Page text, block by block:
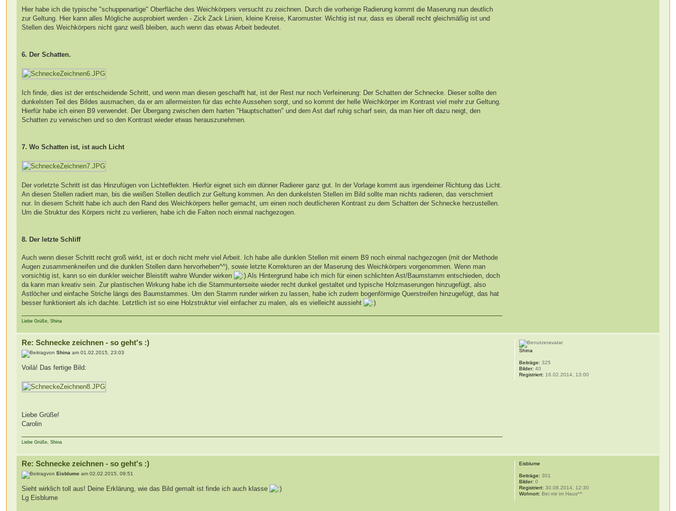
Hier habe ich die typische "schuppenartige" Oberfläche des Weichkörpers versucht zu zeichnen. Durch die vorherige Radierung kommt die Maserung nun deutlich
zur Geltung. Hier kann alles Mögliche ausprobiert werden - Zick Zack Linien, kleine Kreise, Karomuster. Wichtig ist nur, dass es überall recht gleichmäßig ist und
Stellen des Weichkörpers nicht ganz weiß bleiben, auch wenn das etwas Arbeit bedeutet.
6. Der Schatten.
Ich finde, dies ist der entscheidende Schritt, und wenn man diesen geschafft hat, ist der Rest nur noch Verfeinerung: Der Schatten der Schnecke. Dieser sollte den
dunkelsten Teil des Bildes ausmachen, da er am allermeisten für das echte Aussehen sorgt, und so kommt der helle Weichkörper im Kontrast viel mehr zur Geltung.
Hierfür habe ich einen B9 verwendet. Der Übergang zwischen dem harten "Hauptschatten" und dem Ast darf ruhig scharf sein, da man hier oft dazu neigt, den
Schatten zu verwischen und so den Kontrast wieder etwas herauszunehmen.
7. Wo Schatten ist, ist auch Licht
Der vorletzte Schritt ist das Hinzufügen von Lichteffekten. Hierfür eignet sich ein dünner Radierer ganz gut. In der Vorlage kommt aus irgendeiner Richtung das Licht.
An diesen Stellen radiert man, bis die weißen Stellen deutlich zur Geltung kommen. An den dunkelsten Stellen im Bild sollte man nichts radieren, das verschmiert
nur. In diesem Schritt habe ich auch den Rand des Weichkörpers heller gemacht, um einen noch deutlicheren Kontrast zu dem Schatten der Schnecke herzustellen.
Um die Struktur des Körpers nicht zu verlieren, habe ich die Falten noch einmal nachgezogen.
8. Der letzte Schliff
Auch wenn dieser Schritt recht groß wirkt, ist er doch nicht mehr viel Arbeit. Ich habe alle dunklen Stellen mit einem B9 noch einmal nachgezogen (mit der Methode
Augen zusammenkneifen und die dunklen Stellen dann hervorheben^^), sowie letzte Korrekturen an der Maserung des Weichkörpers vorgenommen. Wenn man
vorsichtig ist, kann so ein dunkler weicher Bleistift wahre Wunder wirken
Als Hintergrund habe ich mich für einen schlichten Ast/Baumstamm entschieden, doch
da kann man kreativ sein. Zur plastischen Wirkung habe ich die Stammunterseite wieder recht dunkel gestaltet und typische Holzmaserungen hinzugefügt, also
Astlöcher und einfache Striche längs des Baumstammes. Um den Stamm runder wirken zu lassen, habe ich zudem bogenförmige Querstreifen hinzugefügt, das hat
besser funktioniert als ich dachte. Letztlich ist so eine Holzstruktur viel einfacher zu malen, als es vielleicht aussieht
Liebe Grüße, Shina
Re: Schnecke zeichnen - so geht's :)
vonShina am 01.02.2015, 23:03
Voilà! Das fertige Bild:
Liebe Grüße!
Carolin
Liebe Grüße, Shina
Shina
Beiträge: 325
Bilder: 40
Registriert: 16.02.2014, 13:00
Re: Schnecke zeichnen - so geht's :)
vonEisblume am 02.02.2015, 09:51
Sieht wirklich toll aus! Deine Erklärung, wie das Bild gemalt ist finde ich auch klasse
Lg Eisblume
Eisblume
Beiträge: 301
Bilder: 0
Registriert: 30.08.2014, 12:30
Wohnort: Bei mir im Haus^^